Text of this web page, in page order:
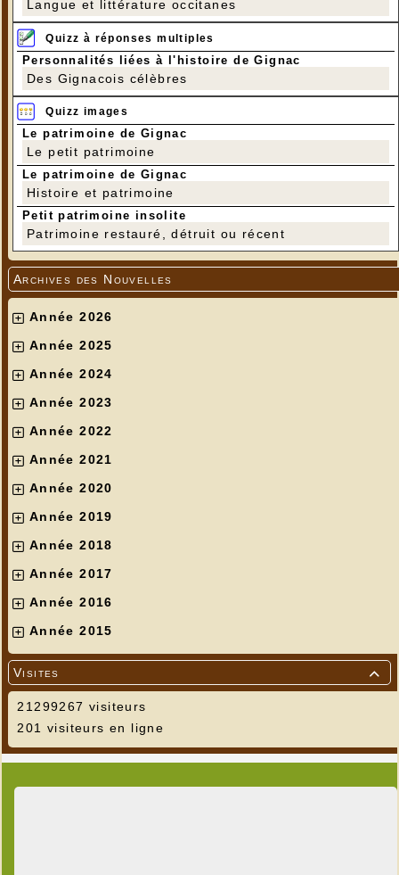
Langue et littérature occitanes
Quizz à réponses multiples
Personnalités liées à l'histoire de Gignac
Des Gignacois célèbres
Quizz images
Le patrimoine de Gignac
Le petit patrimoine
Le patrimoine de Gignac
Histoire et patrimoine
Petit patrimoine insolite
Patrimoine restauré, détruit ou récent
Archives des Nouvelles
Année 2026
Année 2025
Année 2024
Année 2023
Année 2022
Année 2021
Année 2020
Année 2019
Année 2018
Année 2017
Année 2016
Année 2015

Visites
21299267 visiteurs
201 visiteurs en ligne